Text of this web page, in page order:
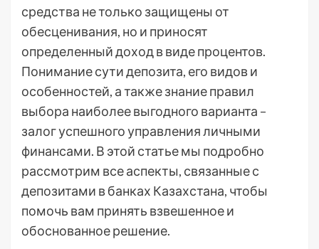
средства не только защищены от
обесценивания, но и приносят
определенный доход в виде процентов.
Понимание сути депозита, его видов и
особенностей, а также знание правил
выбора наиболее выгодного варианта –
залог успешного управления личными
финансами. В этой статье мы подробно
рассмотрим все аспекты, связанные с
депозитами в банках Казахстана, чтобы
помочь вам принять взвешенное и
обоснованное решение.